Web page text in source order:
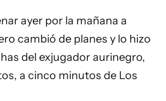
ayer por la mañana a
cambió de planes y lo hizo
del exjugador aurinegro,
a cinco minutos de Los